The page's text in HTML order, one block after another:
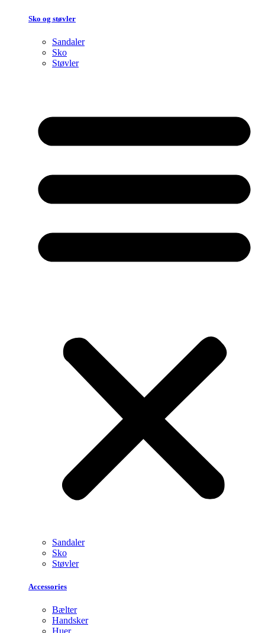
Sko og støvler
Sandaler
Sko
Støvler
Sandaler
Sko
Støvler
Accessories
Bælter
Handsker
Huer